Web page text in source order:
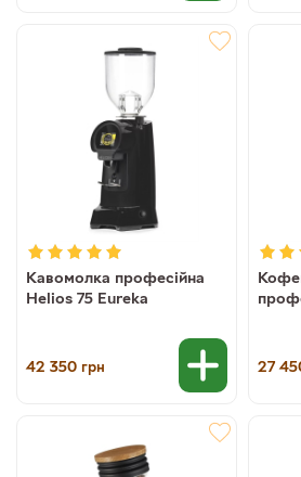
Кавомолка професійна
Helios 75 Eureka
42 350 грн 27